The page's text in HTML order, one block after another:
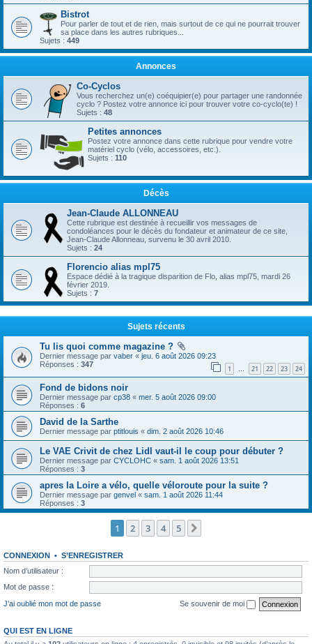
Bistrot
Pour parler de tout et de rien, mais surtout de ce qui ne pourrait trouver
sa place dans les autres rubriques...
Sujets : 449
Annonces
Co-Cyclos
Vous recherchez un(e) coéquipier(e) pour partager une randonnée
cyclo ? Postez votre annonce ici pour trouver votre co-cyclo(te) !
Sujets : 48
Petites annonces
Postez votre annonce dans cette rubrique pour vendre votre
matériel cyclo (vélo, accessoires, etc.).
Sujets : 110
Décès
Jean-Claude ALLONNEAU
Cette rubrique est destinée à recueillir vos messages de
condoléances pour le décès du fondateur et animateur de ce site,
Jean-Claude Allonneau, survenu le 30 avril 2010.
Sujets : 24
Florencio alias mpl75
Espace dédié à la tragique disparition de Flo, alias mpl75, mardi 26
février 2019.
Sujets : 7
Sujets récents
Tu lis quoi comme magazine ?
Dernier message par vaber « jeu. 6 août 2026 09:23
Réponses : 347 1 … 21 22 23 24
Fond de bidons noir
Dernier message par cp38 « mer. 5 août 2026 09:00
Réponses : 6
David de la Sarthe
Dernier message par ptitlouis « dim. 2 août 2026 10:46
Le VAE Crivit de chez Lidl vaut-il le coup pour débuter ?
Dernier message par CYCLOHC « sam. 1 août 2026 13:51
Réponses : 3
apres la Loire a vélo, quelle véloroute pour la suite ?
Dernier message par genvel « sam. 1 août 2026 11:44
Réponses : 3
1 2 3 4 5
CONNEXION • S’ENREGISTRER
Nom d’utilisateur :
Mot de passe :
J’ai oublié mon mot de passe
Se souvenir de moi
QUI EST EN LIGNE